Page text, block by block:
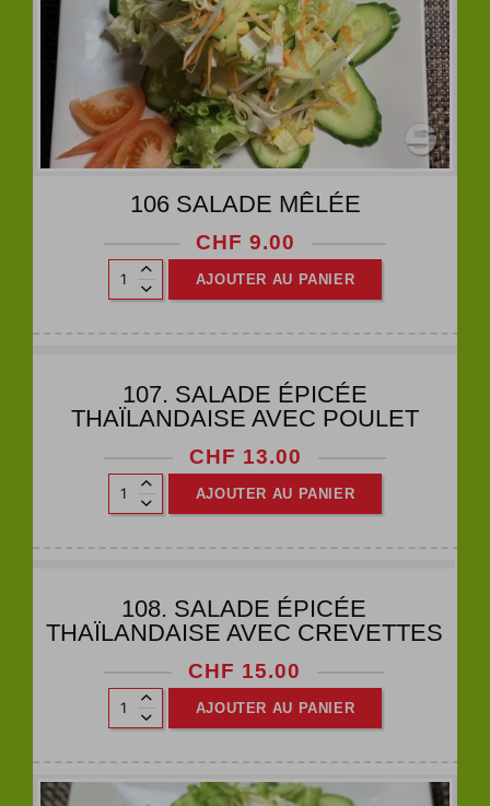
106 SALADE MÊLÉE
CHF 9.00
AJOUTER AU PANIER
107. SALADE ÉPICÉE
THAÏLANDAISE AVEC POULET
CHF 13.00
AJOUTER AU PANIER
108. SALADE ÉPICÉE
THAÏLANDAISE AVEC CREVETTES
CHF 15.00
AJOUTER AU PANIER